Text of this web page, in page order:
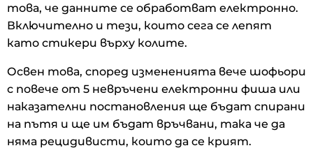
това, че данните се обработват електронно.
Включително и тези, които сега се лепят
като стикери върху колите.
Освен това, според измененията вече шофьори
с повече от 5 невръчени електронни фиша или
наказателни постановления ще бъдат спирани
на пътя и ще им бъдат връчвани, така че да
няма рецидивисти, които да се крият.